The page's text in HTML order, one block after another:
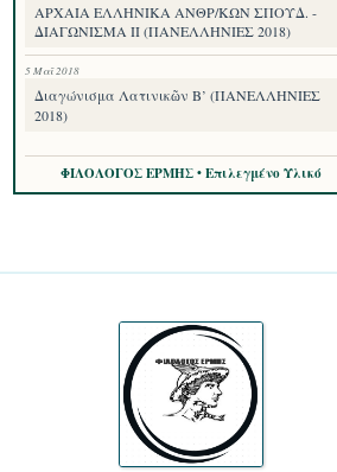
ΑΡΧΑΙΑ ΕΛΛΗΝΙΚΑ ΑΝΘΡ/ΚΩΝ ΣΠΟΥΔ. -
ΔΙΑΓΩΝΙΣΜΑ II (ΠΑΝΕΛΛΗΝΙΕΣ 2018)
5 Μαΐ 2018
Διαγώνισμα Λατινικῶν Β’ (ΠΑΝΕΛΛΗΝΙΕΣ
2018)
ΦΙΛΟΛΟΓΟΣ ΕΡΜΗΣ • Επιλεγμένο Υλικό